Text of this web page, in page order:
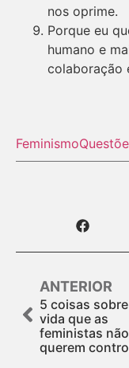
nos oprime.
Porque eu
humano e
colaboração
Feminismo
ANTERIOR
5 coisas
vida que as
feministas não
querem